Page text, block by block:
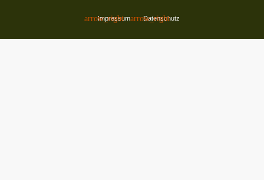
Impressum Datenschutz